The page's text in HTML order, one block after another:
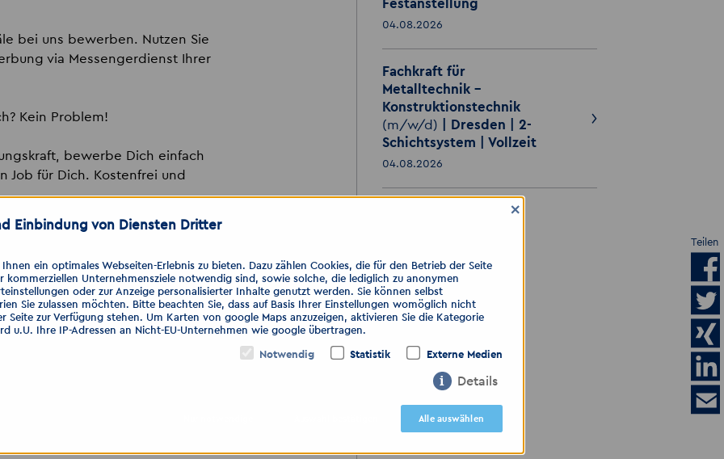
bei uns bewerben. Nutzen Sie
via Messengerdienst Ihrer
Kein Problem!
bewerbe Dich einfach
Job für Dich. Kostenfrei und
Festanstellung
04.08.2026
Fachkraft für
Metalltechnik –
Konstruktionstechnik
(m/w/d) | Dresden | 2-
Schichtsystem | Vollzeit
04.08.2026
Teilen
Einbindung von Diensten Dritter
×
ein optimales Webseiten-Erlebnis zu bieten. Dazu zählen Cookies, die für den Betrieb der Seite
kommerziellen Unternehmensziele notwendig sind, sowie solche, die lediglich zu anonymen
oder zur Anzeige personalisierter Inhalte genutzt werden. Sie können selbst
Sie zulassen möchten. Bitte beachten Sie, dass auf Basis Ihrer Einstellungen womöglich nicht
Seite zur Verfügung stehen. Um Karten von google Maps anzuzeigen, aktivieren Sie die Kategorie
u.U. Ihre IP-Adressen an Nicht-EU-Unternehmen wie google übertragen.
Notwendig Statistik Externe Medien
Details
Alle auswählen